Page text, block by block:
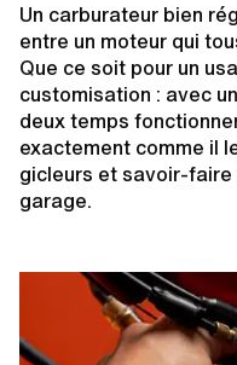
Un carburateur bien
entre un moteur qui
Que ce soit pour un
customisation : avec
deux temps
exactement comme il
gicleurs et savoir-
garage.